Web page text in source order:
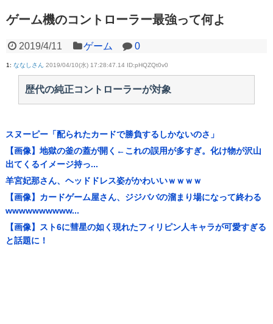
ゲーム機のコントローラー最強って何よ
2019/4/11 ゲーム 0
1: ななしさん 2019/04/10(水) 17:28:47.14 ID:pHQZQt0v0
歴代の純正コントローラーが対象
スヌーピー「配られたカードで勝負するしかないのさ」
【画像】地獄の釜の蓋が開く←これの誤用が多すぎ。化け物が沢山
出てくるイメージ持っ...
羊宮妃那さん、ヘッドドレス姿がかわいいｗｗｗｗ
【画像】カードゲーム屋さん、ジジババの溜まり場になって終わる
wwwwwwwwww...
【画像】スト6に彗星の如く現れたフィリピン人キャラが可愛すぎる
と話題に！